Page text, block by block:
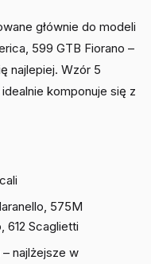
głównie do modeli
599 GTB Fiorano –
najlepiej. Wzór 5
komponuje się z
575M
612 Scaglietti
najlżejsze w